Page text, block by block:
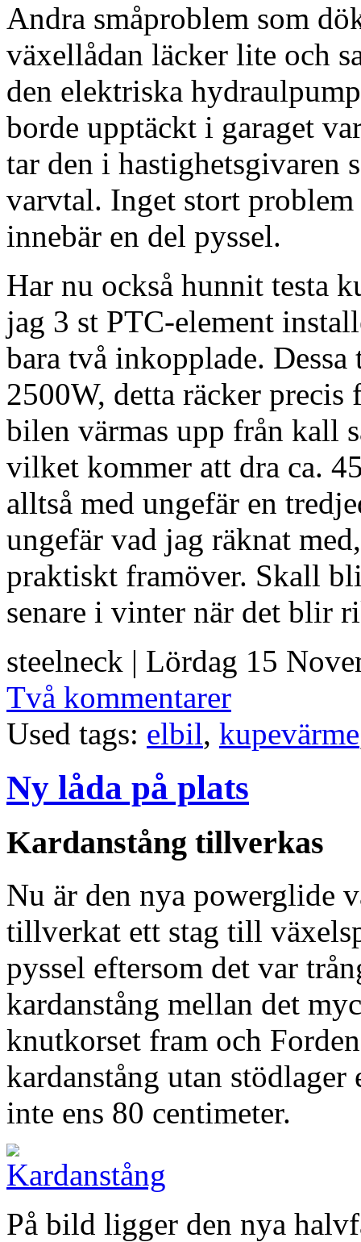
Andra småproblem som
växellådan läcker lite och
den elektriska
borde upptäckt i garaget
tar den i hastighetsgivaren
varvtal. Inget stort
innebär en del pyssel.
Har nu också hunnit testa
jag 3 st PTC-element
bara två inkopplade.
2500W, detta räcker
bilen värmas upp från kall
vilket kommer att dra ca.
alltså med ungefär en
ungefär vad jag räknat
praktiskt framöver. Skall
senare i vinter när det blir
steelneck | Lördag 15
Två kommentarer
Used tags: elbil, kupevärme
Ny låda på plats
Kardanstång tillverkas
Nu är den nya powerglide
tillverkat ett stag till
pyssel eftersom det var
kardanstång mellan det
knutkorset fram och
kardanstång utan
inte ens 80 centimeter.
På bild ligger den nya